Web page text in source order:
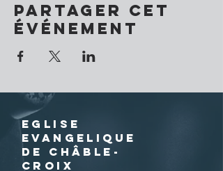
Partager cet
événement
EGLISE
EVANGELIQUE
DE CHÂBLE-
CROIX